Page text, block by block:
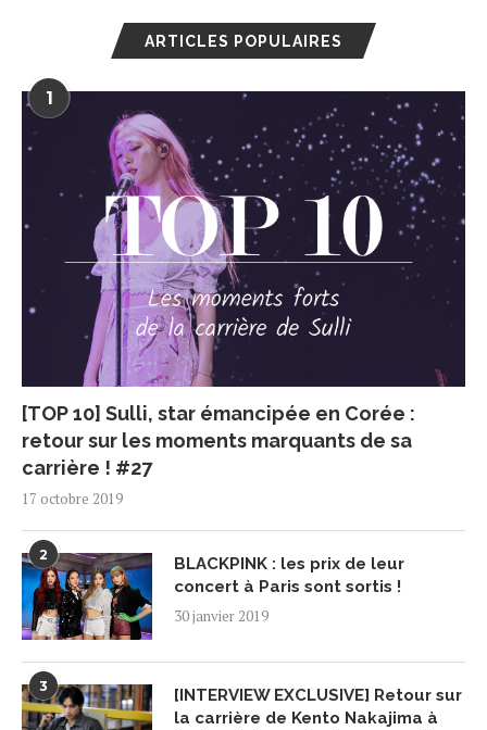
ARTICLES POPULAIRES
1
[TOP 10] Sulli, star émancipée en Corée :
retour sur les moments marquants de sa
carrière ! #27
17 octobre 2019
2
BLACKPINK : les prix de leur
concert à Paris sont sortis !
30 janvier 2019
3
[INTERVIEW EXCLUSIVE] Retour sur
la carrière de Kento Nakajima à